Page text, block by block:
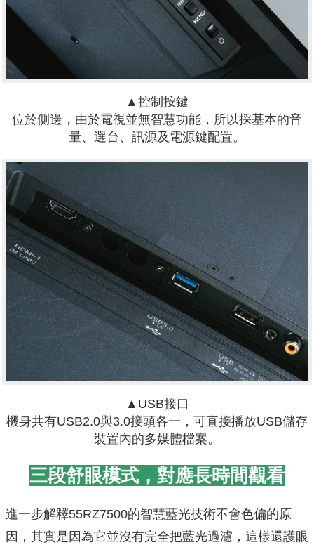
▲控制按鍵
位於側邊，由於電視並無智慧功能，所以採基本的音
量、選台、訊源及電源鍵配置。
▲USB接口
機身共有USB2.0與3.0接頭各一，可直接播放USB儲存
裝置內的多媒體檔案。
三段舒眼模式，對應長時間觀看
進一步解釋55RZ7500的智慧藍光技術不會色偏的原
因，其實是因為它並沒有完全把藍光過濾，這樣還護眼